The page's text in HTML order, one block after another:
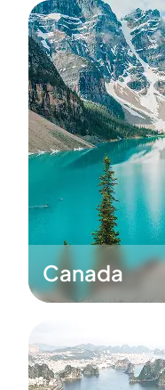
Canada